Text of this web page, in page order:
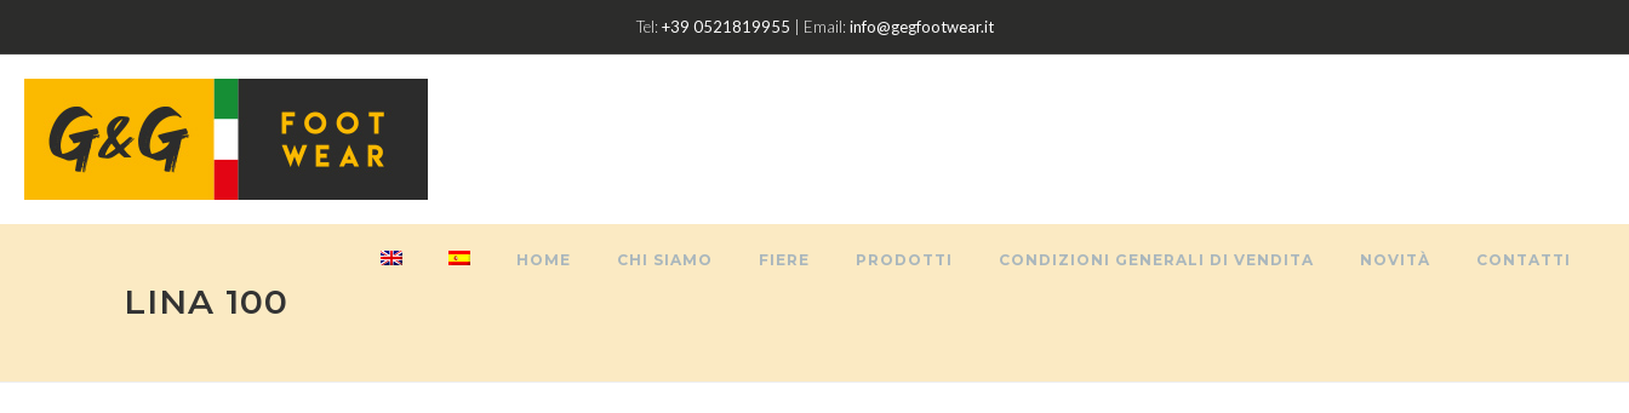
Tel: +39 0521819955 | Email: info@gegfootwear.it
HOME CHI SIAMO FIERE PRODOTTI CONDIZIONI GENERALI DI VENDITA NOVITÀ CONTATTI
LINA 100